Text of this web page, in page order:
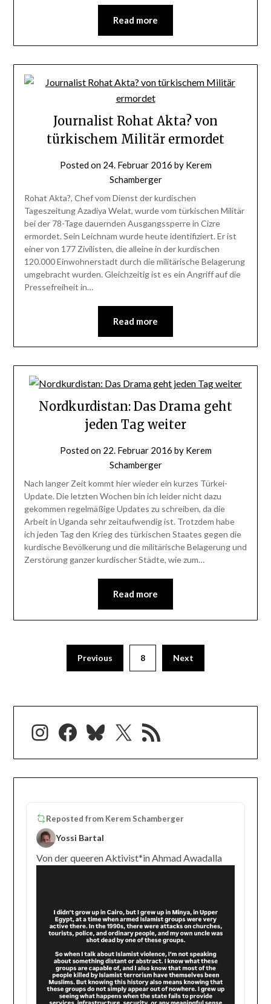
Read more
Journalist Rohat Akta? von
türkischem Militär ermordet
Posted on 24. Februar 2016 by Kerem
Schamberger
Rohat Akta?, Chef vom Dienst der kurdischen
Tageszeitung Azadiya Welat, wurde vom türkischen Militär
bei der 78-Tage dauernden Ausgangssperre in Cizre
ermordet. Sein Leichnam wurde heute identifiziert. Er ist
einer von 177 Zivilisten, die alleine in der kurdischen
120.000 Einwohnerstadt durch die militärische Belagerung
umgebracht wurden. Gleichzeitig ist es ein Angriff auf die
Pressefreiheit in…
Read more
Nordkurdistan: Das Drama geht
jeden Tag weiter
Posted on 22. Februar 2016 by Kerem
Schamberger
Nach langer Zeit kommt hier wieder ein kurzes Türkei-
Update. Die letzten Wochen bin ich leider nicht dazu
gekommen regelmäßige Updates zu schreiben, da die
Arbeit in Uganda sehr zeitaufwendig ist. Trotzdem habe
ich jeden Tag den Krieg des türkischen Staates gegen die
kurdische Bevölkerung und die militärische Belagerung und
Zerstörung ganzer kurdischer Städte, wie zum…
Read more
Previous 8 Next
Instagram
Facebook
Bluesky
X RSS-Feed
Reposted from Kerem Schamberger
Yossi Bartal
Von der queeren Aktivist*in Ahmad Awadalla